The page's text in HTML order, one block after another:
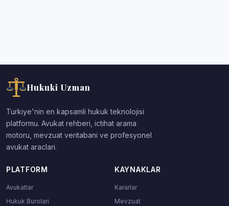
Hukuki Uzman
Turkiye'nin en kapsamli hukuk teknolojisi
platformu. Avukat rehberi, ictihat arama
motoru, mevzuat veritabani ve profesyonel
avukat araclari.
PLATFORM
Avukatlar
Hukuk Burolari
KAYNAKLAR
Kararlar
Mevzuat